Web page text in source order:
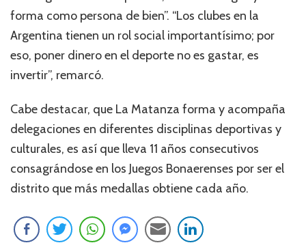
forma como persona de bien”. “Los clubes en la
Argentina tienen un rol social importantísimo; por
eso, poner dinero en el deporte no es gastar, es
invertir”, remarcó.
Cabe destacar, que La Matanza forma y acompaña
delegaciones en diferentes disciplinas deportivas y
culturales, es así que lleva 11 años consecutivos
consagrándose en los Juegos Bonaerenses por ser el
distrito que más medallas obtiene cada año.